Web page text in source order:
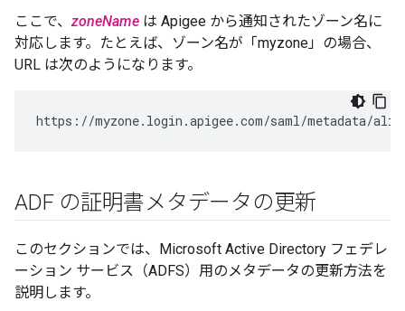
ここで、zoneName は Apigee から通知されたゾーン名に
対応します。たとえば、ゾーン名が「myzone」の場合、
URL は次のようになります。
https://myzone.login.apigee.com/saml/metadata/
ADF の証明書メタデータの更新
このセクションでは、Microsoft Active Directory フェデレ
ーション サービス（ADFS）用のメタデータの更新方法を
説明します。